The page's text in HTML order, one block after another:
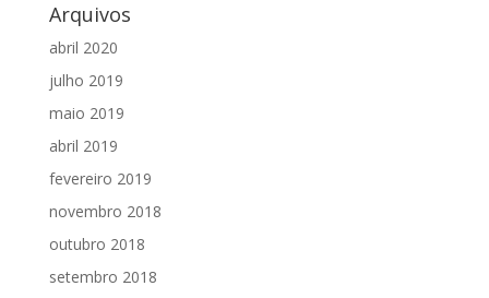
Arquivos
abril 2020
julho 2019
maio 2019
abril 2019
fevereiro 2019
novembro 2018
outubro 2018
setembro 2018